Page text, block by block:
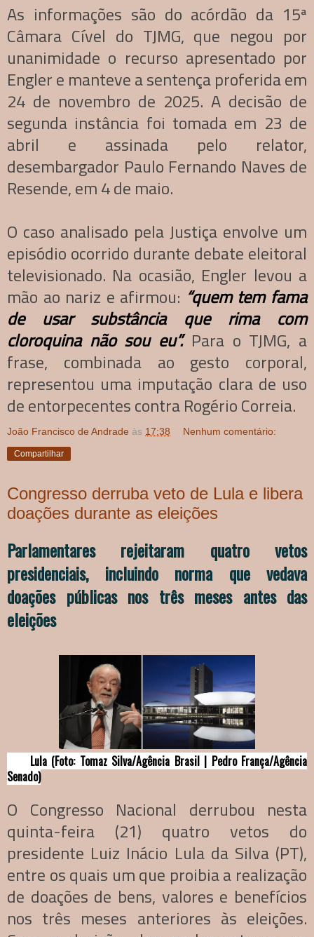
As informações são do acórdão da 15ª
Câmara Cível do TJMG, que negou por
unanimidade o recurso apresentado por
Engler e manteve a sentença proferida em
24 de novembro de 2025. A decisão de
segunda instância foi tomada em 23 de
abril e assinada pelo relator,
desembargador Paulo Fernando Naves de
Resende, em 4 de maio.
O caso analisado pela Justiça envolve um
episódio ocorrido durante debate eleitoral
televisionado. Na ocasião, Engler levou a
mão ao nariz e afirmou: “quem tem fama
de usar substância que rima com
cloroquina não sou eu”. Para o TJMG, a
frase, combinada ao gesto corporal,
representou uma imputação clara de uso
de entorpecentes contra Rogério Correia.
João Francisco de Andrade às 17:38 Nenhum comentário:
Compartilhar
Congresso derruba veto de Lula e libera
doações durante as eleições
Parlamentares rejeitaram quatro vetos
presidenciais, incluindo norma que vedava
doações públicas nos três meses antes das
eleições
Lula (Foto: Tomaz Silva/Agência Brasil | Pedro França/Agência
Senado)
O Congresso Nacional derrubou nesta
quinta-feira (21) quatro vetos do
presidente Luiz Inácio Lula da Silva (PT),
entre os quais um que proibia a realização
de doações de bens, valores e benefícios
nos três meses anteriores às eleições.